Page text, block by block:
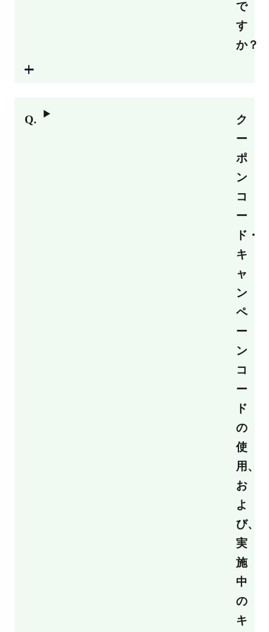
で
す
か？
ク
ー
ポ
ン
コ
ー
ド・
キ
ャ
ン
ペ
ー
ン
コ
ー
ド
の
使
用、
お
よ
び、
実
施
中
の
キ